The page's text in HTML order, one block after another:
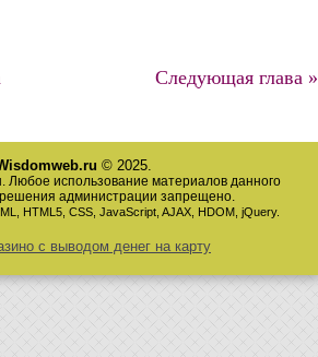
Следующая глава »
© 2025.
использование материалов данного
администрации запрещено.
HTML5, CSS, JavaScript, AJAX, HDOM, jQuery.
с выводом денег на карту